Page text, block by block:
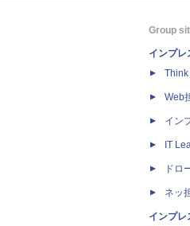
Group
インプレ
Think
Web
イン
IT
ドロ
ネッ
インプレ